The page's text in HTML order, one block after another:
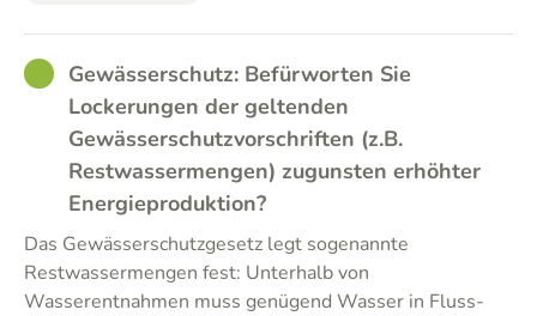
GOODGewässerschutz: Befürworten Sie
Lockerungen der geltenden
Gewässerschutzvorschriften (z.B.
Restwassermengen) zugunsten erhöhter
Energieproduktion?
Das Gewässerschutzgesetz legt sogenannte
Restwassermengen fest: Unterhalb von
Wasserentnahmen muss genügend Wasser in Fluss-